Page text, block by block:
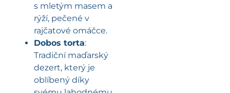
s mletým masem a
rýží, pečené v
rajčatové omáčce.
Dobos torta:
Tradiční maďarský
dezert, který je
oblíbený díky